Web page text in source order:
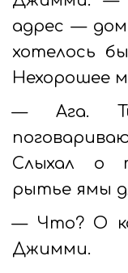
адрес —
хотелось
Нехорошее
— Ага.
Слыхал о
рытье ямы
— Что? О
Джимми.